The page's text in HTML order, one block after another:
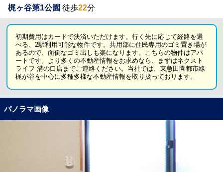
梶ヶ谷第1公園 徒歩22分
初期費用はカードで決済いただけます。行く先に応じて経路を選
べる、2駅利用可能な物件です。共用部に住民専用のゴミ置き場が
あるので、面倒なゴミ出しも楽になります。こちらの物件はアパ
ートです。より多くの不動産情報をお求めなら、まずはネクスト
ライフ 溝の口店までご連絡ください。当社では、東急田園都市線
梶が谷を中心に多種多様な不動産情報を取り扱っております。
パノラマ画像